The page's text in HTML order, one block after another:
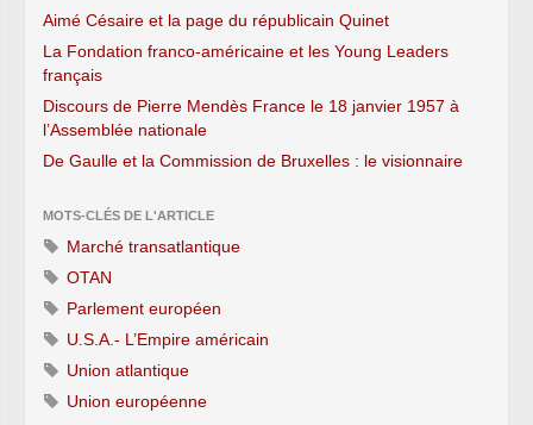
Aimé Césaire et la page du républicain Quinet
La Fondation franco-américaine et les Young Leaders
français
Discours de Pierre Mendès France le 18 janvier 1957 à
l’Assemblée nationale
De Gaulle et la Commission de Bruxelles : le visionnaire
MOTS-CLÉS DE L'ARTICLE
Marché transatlantique
OTAN
Parlement européen
U.S.A.- L’Empire américain
Union atlantique
Union européenne